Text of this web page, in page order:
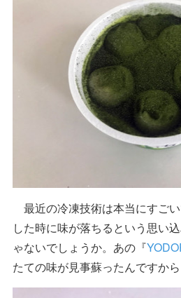
最近の冷凍技術は本当にすご
した時に味が落ちるという思い
ゃないでしょうか。あの『
たての味が見事蘇ったんですから